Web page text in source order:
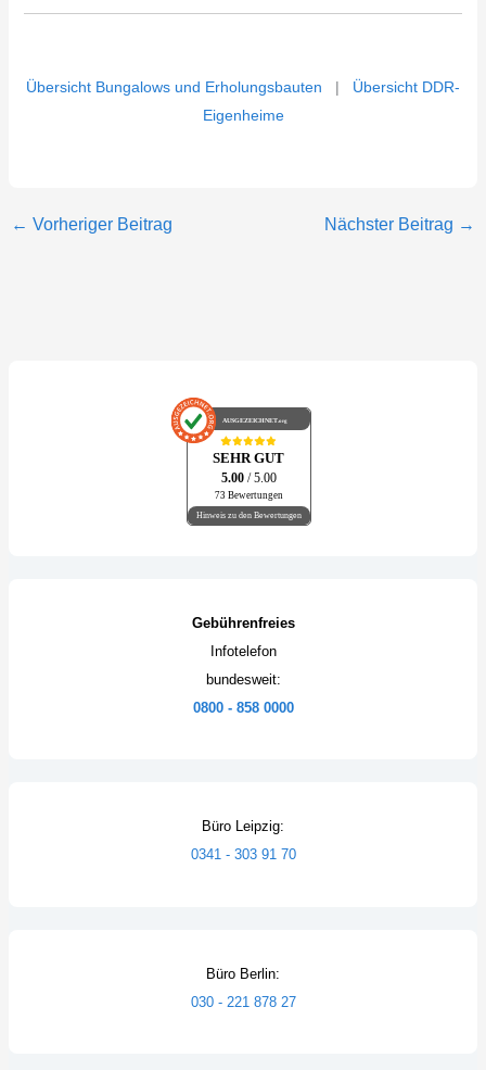
Übersicht Bungalows und Erholungsbauten | Übersicht DDR-
Eigenheime
← Vorheriger Beitrag Nächster Beitrag →
AUSGEZEICHNET.org
SEHR GUT
5.00 / 5.00
73 Bewertungen
Hinweis zu den Bewertungen
Gebührenfreies
Infotelefon
bundesweit:
0800 - 858 0000
Büro Leipzig:
0341 - 303 91 70
Büro Berlin:
030 - 221 878 27